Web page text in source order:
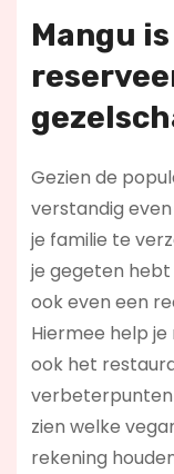
Mangu
Gezien de
verstandig
je familie te
je gegeten hebt
ook even een
Hiermee help
ook het
verbeterpunten
zien welke
rekening